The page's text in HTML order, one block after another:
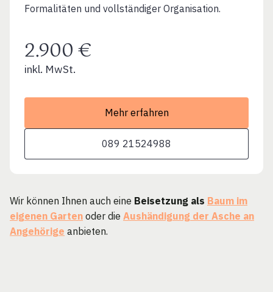
Formalitäten und vollständiger Organisation.
2.900 €
inkl. MwSt.
Mehr erfahren
089 21524988
Wir können Ihnen auch eine Beisetzung als Baum im
eigenen Garten oder die Aushändigung der Asche an
Angehörige anbieten.